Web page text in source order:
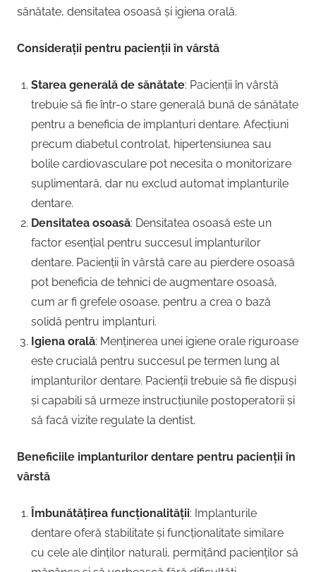
sănătate, densitatea osoasă și igiena orală.
Considerații pentru pacienții în vârstă
Starea generală de sănătate: Pacienții în vârstă
trebuie să fie într-o stare generală bună de sănătate
pentru a beneficia de implanturi dentare. Afecțiuni
precum diabetul controlat, hipertensiunea sau
bolile cardiovasculare pot necesita o monitorizare
suplimentară, dar nu exclud automat implanturile
dentare.
Densitatea osoasă: Densitatea osoasă este un
factor esențial pentru succesul implanturilor
dentare. Pacienții în vârstă care au pierdere osoasă
pot beneficia de tehnici de augmentare osoasă,
cum ar fi grefele osoase, pentru a crea o bază
solidă pentru implanturi.
Igiena orală: Menținerea unei igiene orale riguroase
este crucială pentru succesul pe termen lung al
implanturilor dentare. Pacienții trebuie să fie dispuși
și capabili să urmeze instrucțiunile postoperatorii și
să facă vizite regulate la dentist.
Beneficiile implanturilor dentare pentru pacienții în
vârstă
Îmbunătățirea funcționalității: Implanturile
dentare oferă stabilitate și funcționalitate similare
cu cele ale dinților naturali, permițând pacienților să